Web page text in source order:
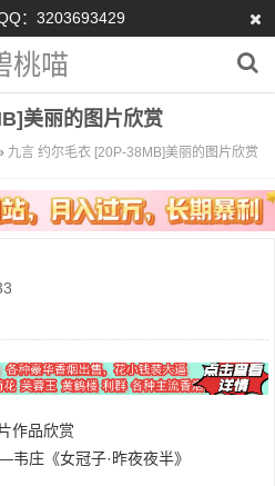
：3203693429
桃喵
美丽的图片欣赏
九言 约尔毛衣 [20P-38MB]美丽的图片欣赏
作品欣赏
庄《女冠子·昨夜夜半》